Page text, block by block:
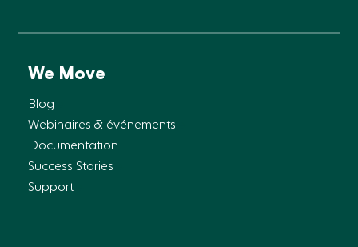
We Move
Blog
Webinaires & événements
Documentation
Success Stories
Support